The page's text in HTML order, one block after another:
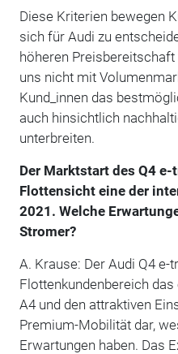
Diese Kriterien bewegen
sich für Audi zu
höheren
uns nicht mit
Kund_innen das
auch hinsichtlich
unterbreiten.
Der Marktstart des Q4
Flottensicht eine der
2021. Welche
Stromer?
A. Krause: Der Audi Q4
Flottenkundenbereich
A4 und den attraktiven
Premium-Mobilität dar,
Erwartungen haben. Das